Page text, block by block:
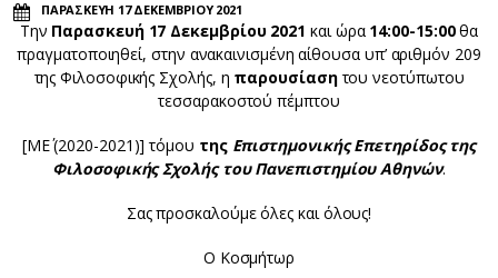
ΠΑΡΑΣΚΕΥΗ 17 ΔΕΚΕΜΒΡΙΟΥ 2021
Την Παρασκευή 17 Δεκεμβρίου 2021 και ώρα 14:00-15:00θα
πραγματοποιηθεί, στην ανακαινισμένη αίθουσα υπ’ αριθμόν 209
της Φιλοσοφικής Σχολής, η παρουσίασητου νεοτύπωτου
τεσσαρακοστού πέμπτου
[ΜΕ΄ (2020-2021)] τόμου της Επιστημονικής Επετηρίδος της
Φιλοσοφικής Σχολής του Πανεπιστημίου Αθηνών.
Σας προσκαλούμε όλες και όλους!
Ο Κοσμήτωρ